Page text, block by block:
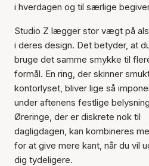
i hverdagen og til særlige
Studio Z lægger stor vægt på
i deres design. Det betyder, at
bruge det samme smykke til
formål. En ring, der skinner
kontorlyset, bliver lige så
under aftenens festlige
Øreringe, der er diskrete nok til
dagligdagen, kan kombineres
for at give mere kant, når du vil
dig tydeligere.